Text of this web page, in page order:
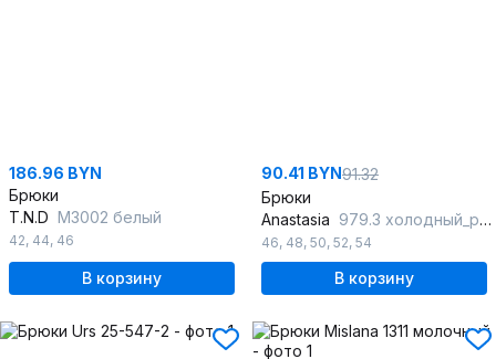
186.96 BYN
Брюки
T.N.D М3002 белый
42, 44, 46
В корзину
90.41 BYN91.32
Брюки
Anastasia 979.3 холодный_розовый
46, 48, 50, 52, 54
В корзину